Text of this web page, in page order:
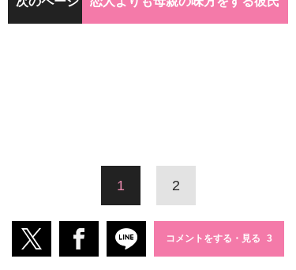
1 2
コメントをする・見る